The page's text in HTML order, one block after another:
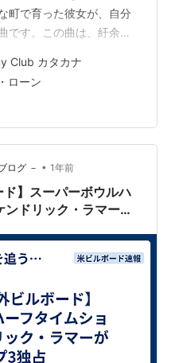
町で育った彼女が、自分
です。この曲は、紆余曲
挙を達成し、多くの人に
ティストと一緒に、違和
ってカタカナ化していま
発音とは異なる場合があ
聞き取ったのは、こち
Club カタカナ
ローン
ログ － • 1年前
】スーパーボウルハ
ドリック・ラマーが